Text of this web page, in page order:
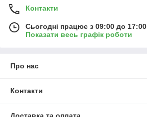
Контакти
Сьогодні працює з 09:00 до 17:00
Показати весь графік роботи
Про нас
Контакти